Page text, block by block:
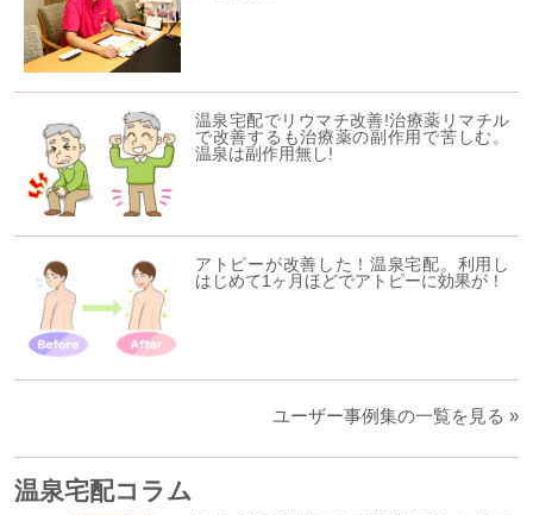
温泉宅配でリウマチ改善!治療薬リマチル
で改善するも治療薬の副作用で苦しむ。
温泉は副作用無し!
アトピーが改善した！温泉宅配。利用し
はじめて1ヶ月ほどでアトピーに効果が！
ユーザー事例集の一覧を見る »
温泉宅配コラム